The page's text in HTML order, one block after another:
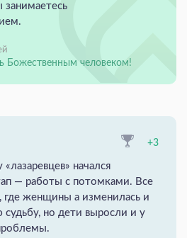
занимаетесь
Божественным человеком!
+3
начался
— работы с потомками. Все
где женщины а изменилась и
судьбу, но дети выросли и у